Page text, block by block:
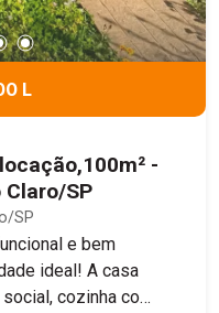
L
-
Claro/SP
SP
e bem
ideal! A casa
cozinha com